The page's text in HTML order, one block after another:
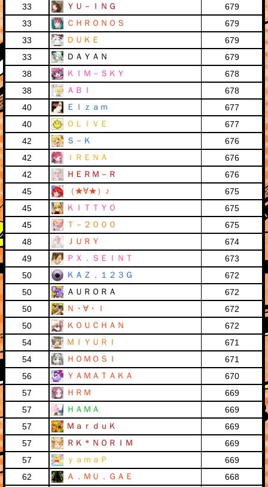
33
ＹＵ－ＩＮＧ
679
33
ＣＨＲＯＮＯＳ
679
33
ＤＵＫＥ
679
33
ＤＡＹＡＮ
679
38
ＫＩＭ－ＳＫＹ
678
38
ＡＢＩ
678
40
Ｅｌｚａｍ
677
40
ＯＬＩＶＥ
677
42
Ｓ－Ｋ
676
42
ＩＲＥＮＡ
676
42
ＨＥＲＭ－Ｒ
676
45
（★∀★）♪
675
45
ＫＩＴＴＹＯ
675
45
Ｔ－２０００
675
48
ＪＵＲＹ
674
49
ＰＸ．ＳＥＩＮＴ
673
50
ＫＡＺ．１２３Ｇ
672
50
ＡＵＲＯＲＡ
672
50
Ｎ・∀・Ｉ
672
50
ＫＯＵＣＨＡＮ
672
54
ＭＩＹＵＲＩ
671
54
ＨＯＭＯＳＩ
671
56
ＹＡＭＡＴＡＫＡ
670
57
ＨＲＭ
669
57
ＨＡＭＡ
669
57
ＭａｒｄｕＫ
669
57
ＲＫ＊ＮＯＲＩＭ
669
57
ｙａｍａＰ
669
62
Ａ．ＭＵ．ＧＡＥ
668